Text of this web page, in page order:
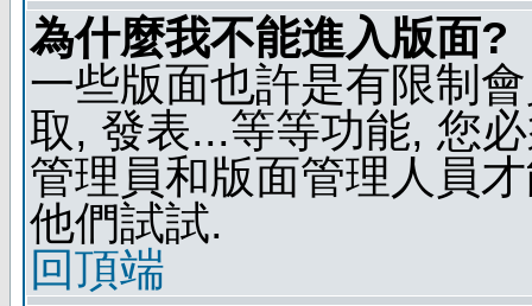
為什麼我不能進入版面?
一些版面也許是有限制
取, 發表...等等功能, 您
管理員和版面管理人員
他們試試.
回頂端